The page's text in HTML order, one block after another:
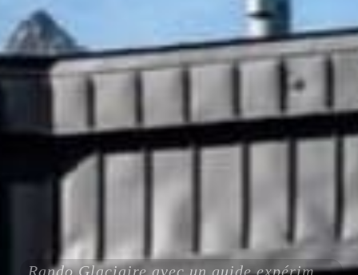
Rando Glaciaire avec un guide expérimenté certifié ENSA UIAGM